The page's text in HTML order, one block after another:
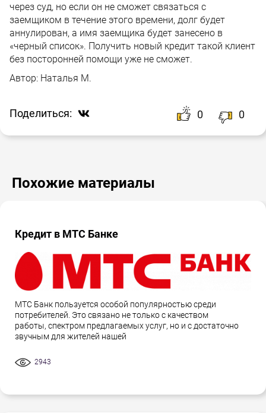
через суд, но если он не сможет связаться с
заемщиком в течение этого времени, долг будет
аннулирован, а имя заемщика будет занесено в
«черный список». Получить новый кредит такой клиент
без посторонней помощи уже не сможет.
Автор: Наталья М.
Поделиться: 0 0
Похожие материалы
Кредит в МТС Банке
МТС Банк пользуется особой популярностью среди
потребителей. Это связано не только с качеством
работы, спектром предлагаемых услуг, но и с достаточно
звучным для жителей нашей
2943